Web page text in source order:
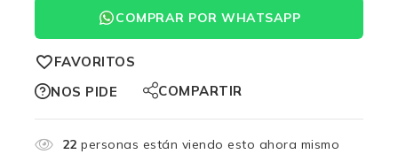
COMPRAR POR WHATSAPP
FAVORITOS
NOS PIDE
COMPARTIR
22 personas están viendo esto ahora mismo